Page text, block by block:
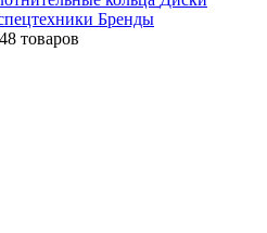
Бренды
товаров